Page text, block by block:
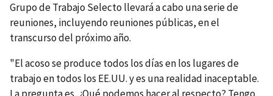
Grupo de Trabajo Selecto llevará a cabo una serie de
reuniones, incluyendo reuniones públicas, en el
transcurso del próximo año.
"El acoso se produce todos los días en los lugares de
trabajo en todos los EE.UU. y es una realidad inaceptable.